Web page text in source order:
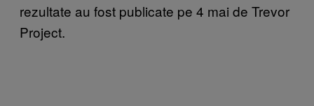
rezultate au fost publicate pe 4 mai de Trevor
Project.